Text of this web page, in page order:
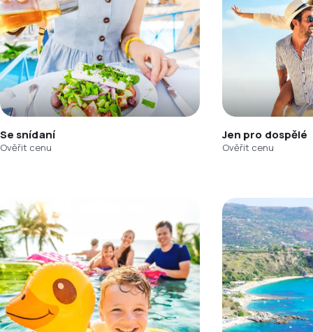
Se snídaní
Ověřit cenu
Jen pro dospělé
Ověřit cenu